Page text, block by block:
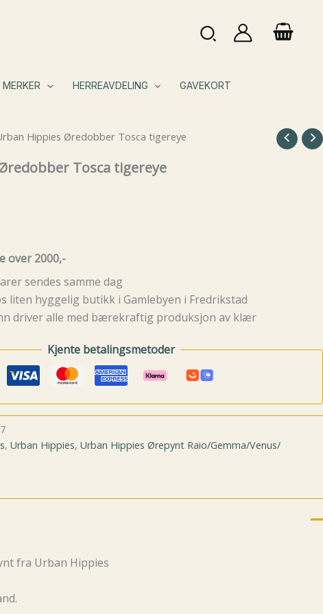
Søk
MERKER HERREAVDELING GAVEKORT
Hippies Øredobber Tosca tigereye
Tosca tigereye
over 2000,-
sendes samme dag
liten hyggelig butikk i Gamlebyen i Fredrikstad
driver alle med bærekraftig produksjon av klær
Kjente betalingsmetoder
, Urban Hippies, Urban Hippies Ørepynt Raio/Gemma/Venus/
fra Urban Hippies